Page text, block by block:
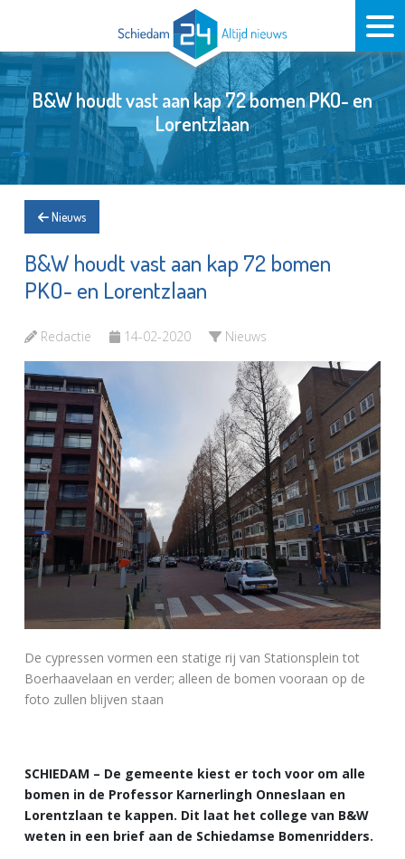
B&W houdt vast aan kap 72 bomen PKO- en
Lorentzlaan
Nieuws
B&W houdt vast aan kap 72 bomen
PKO- en Lorentzlaan
Redactie 14-02-2020 Nieuws
De cypressen vormen een statige rij van Stationsplein tot
Boerhaavelaan en verder; alleen de bomen vooraan op de
foto zullen blijven staan
SCHIEDAM – De gemeente kiest er toch voor om alle
bomen in de Professor Karnerlingh Onneslaan en
Lorentzlaan te kappen. Dit laat het college van B&W
weten in een brief aan de Schiedamse Bomenridders.